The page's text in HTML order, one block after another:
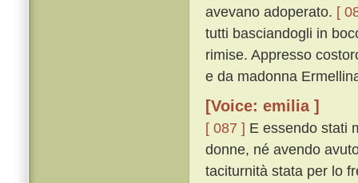
avevano adoperato. [
tutti basciandogli in
rimise. Appresso
e da madonna
[Voice: emilia ]
[ 087 ] E essendo stati
donne, né avendo
taciturnità stata per lo